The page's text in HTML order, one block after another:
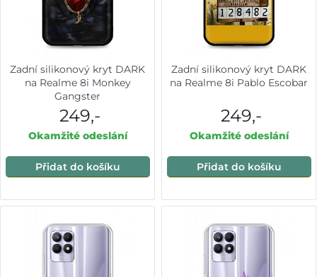
Zadní silikonový kryt DARK
na Realme 8i Monkey
Gangster
249,-
Okamžité odeslání
Přidat do košíku
Zadní silikonový kryt DARK
na Realme 8i Pablo Escobar
249,-
Okamžité odeslání
Přidat do košíku